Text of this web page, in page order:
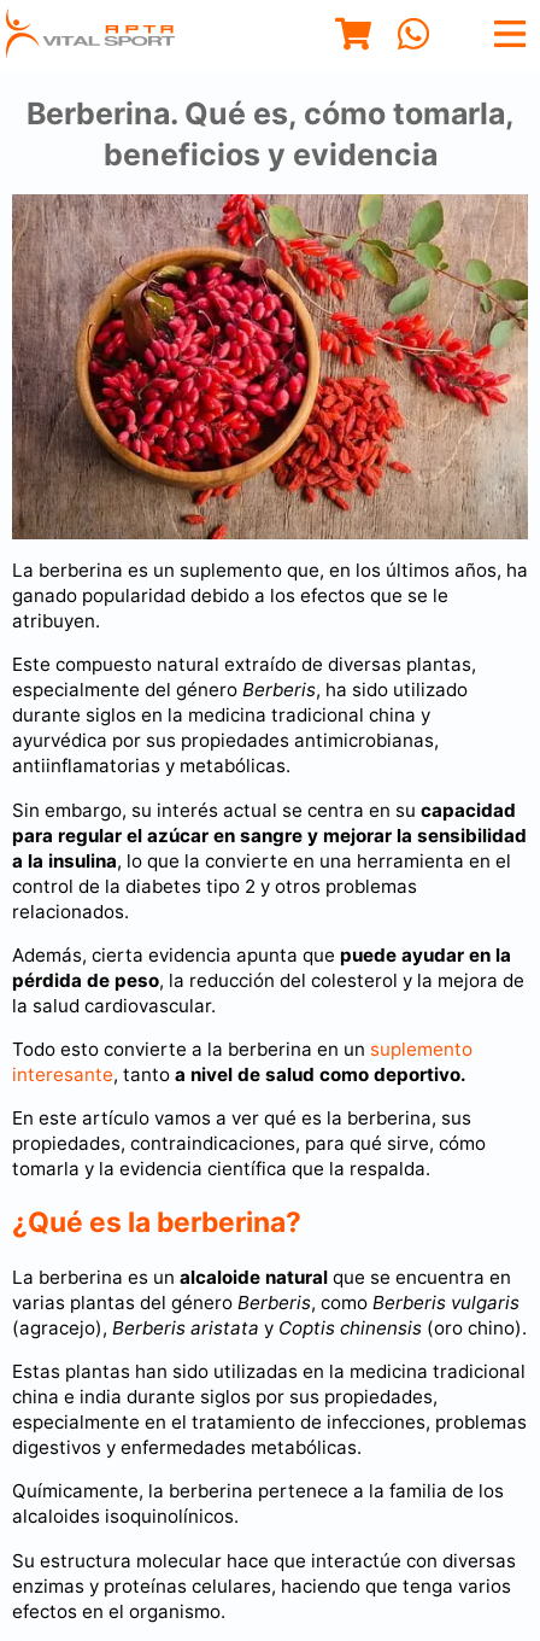
Berberina. Qué es, cómo tomarla,
beneficios y evidencia
La berberina es un suplemento que, en los últimos años, ha
ganado popularidad debido a los efectos que se le
atribuyen.
Este compuesto natural extraído de diversas plantas,
especialmente del género Berberis, ha sido utilizado
durante siglos en la medicina tradicional china y
ayurvédica por sus propiedades antimicrobianas,
antiinflamatorias y metabólicas.
Sin embargo, su interés actual se centra en su capacidad
para regular el azúcar en sangre y mejorar la sensibilidad
a la insulina, lo que la convierte en una herramienta en el
control de la diabetes tipo 2 y otros problemas
relacionados.
Además, cierta evidencia apunta que puede ayudar en la
pérdida de peso, la reducción del colesterol y la mejora de
la salud cardiovascular.
Todo esto convierte a la berberina en un suplemento
interesante, tanto a nivel de salud como deportivo.
En este artículo vamos a ver qué es la berberina, sus
propiedades, contraindicaciones, para qué sirve, cómo
tomarla y la evidencia científica que la respalda.
¿Qué es la berberina?
La berberina es un alcaloide natural que se encuentra en
varias plantas del género Berberis, como Berberis vulgaris
(agracejo), Berberis aristata y Coptis chinensis (oro chino).
Estas plantas han sido utilizadas en la medicina tradicional
china e india durante siglos por sus propiedades,
especialmente en el tratamiento de infecciones, problemas
digestivos y enfermedades metabólicas.
Químicamente, la berberina pertenece a la familia de los
alcaloides isoquinolínicos.
Su estructura molecular hace que interactúe con diversas
enzimas y proteínas celulares, haciendo que tenga varios
efectos en el organismo.